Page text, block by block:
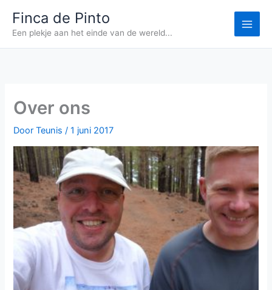
naar
inhoud
Finca de Pinto
Een plekje aan het einde van de wereld...
Over ons
DoorTeunis/1 juni 2017